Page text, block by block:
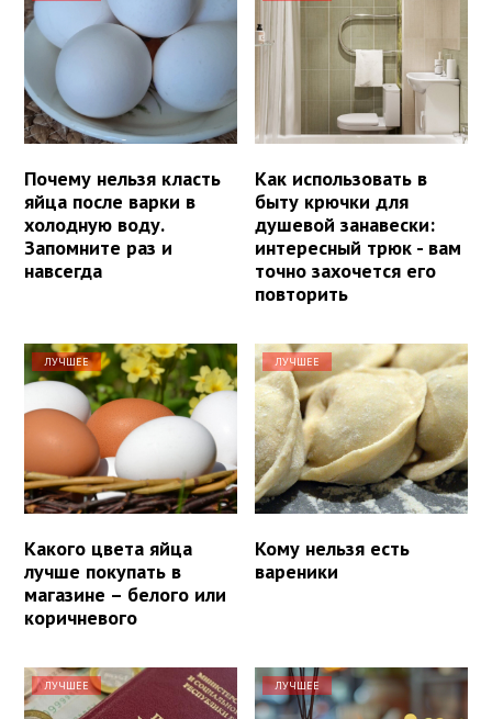
Почему нельзя класть
яйца после варки в
холодную воду.
Запомните раз и
навсегда
Как использовать в
быту крючки для
душевой занавески:
интересный трюк - вам
точно захочется его
повторить
ЛУЧШЕЕ
Какого цвета яйца
лучше покупать в
магазине – белого или
коричневого
ЛУЧШЕЕ
Кому нельзя есть
вареники
ЛУЧШЕЕ ЛУЧШЕЕ